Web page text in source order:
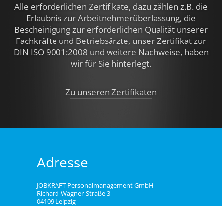
Alle erforderlichen Zertifikate, dazu zählen z.B. die
Erlaubnis zur Arbeitnehmerüberlassung, die
Bescheinigung zur erforderlichen Qualität unserer
Fachkräfte und Betriebsärzte, unser Zertifikat zur
DIN ISO 9001:2008 und weitere Nachweise, haben
wir für Sie hinterlegt.
Zu unseren Zertifikaten
Adresse
JOBKRAFT Personalmanagement GmbH
Richard-Wagner-Straße 3
04109 Leipzig